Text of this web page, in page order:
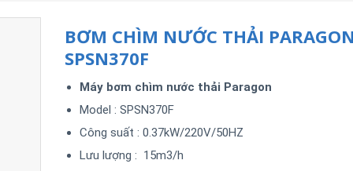
BƠM CHÌM NƯỚC THẢI PARAGON
SPSN370F
Máy bơm chìm nước thải Paragon
Model : SPSN370F
Công suất : 0.37kW/220V/50HZ
Lưu lượng : 15m3/h